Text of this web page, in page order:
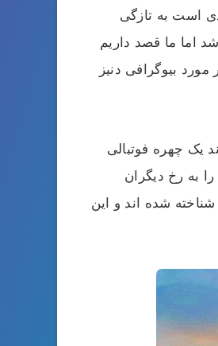
است به تازگی
اما ما قصد داریم
بیوگرافی دنیز
یک چهره فوتبالی
به رخ دیگران
شده اند و این